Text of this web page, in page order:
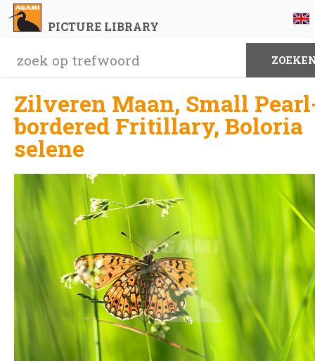
PICTURE LIBRARY
Zilveren Maan, Small
bordered Fritillary, Boloria
selene